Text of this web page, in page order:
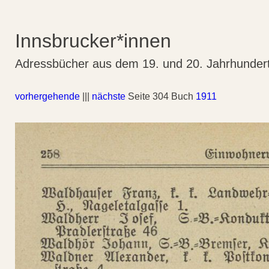
Innsbrucker*innen
Adressbücher aus dem 19. und 20.
vorhergehende nächste Seite 304 Buch 1911